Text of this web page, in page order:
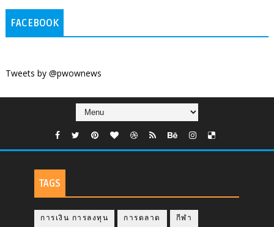
FACEBOOK
Tweets by @pwownews
TAGS
การเงิน การลงทุน การตลาด กีฬา